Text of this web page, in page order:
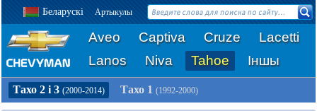
Беларускі Артыкулы
Aveo Captiva Cruze
Lacetti
Lanos
Niva Tahoe Іншы
Тахо 2 і 3 (2000-2014) Тахо 1 (1992-2000)